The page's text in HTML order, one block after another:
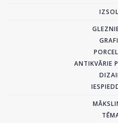
ANTIKVĀRIE